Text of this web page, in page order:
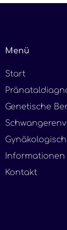
Menü
Start
Genetische
Kontakt